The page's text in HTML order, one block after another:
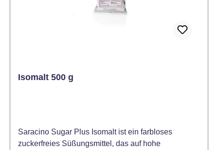
Isomalt 500 g
Saracino Sugar Plus Isomalt ist ein farbloses
zuckerfreies Süßungsmittel, das auf hohe